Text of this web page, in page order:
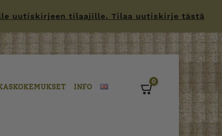
uutiskirjeen tilaajille. Tilaa uutiskirje tästä
INFO
0